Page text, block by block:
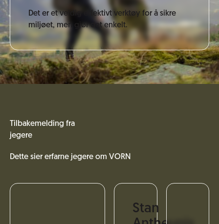
Det er et veldig effektivt verktøy for å sikre
miljøet, men gjør det enkelt.
Tilbakemelding fra
jegere
Dette sier erfarne jegere om VORN
Stan